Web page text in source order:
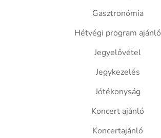
Gasztronómia
Hétvégi program ajánló
Jegyelővétel
Jegykezelés
Jótékonyság
Koncert ajánló
Koncertajánló